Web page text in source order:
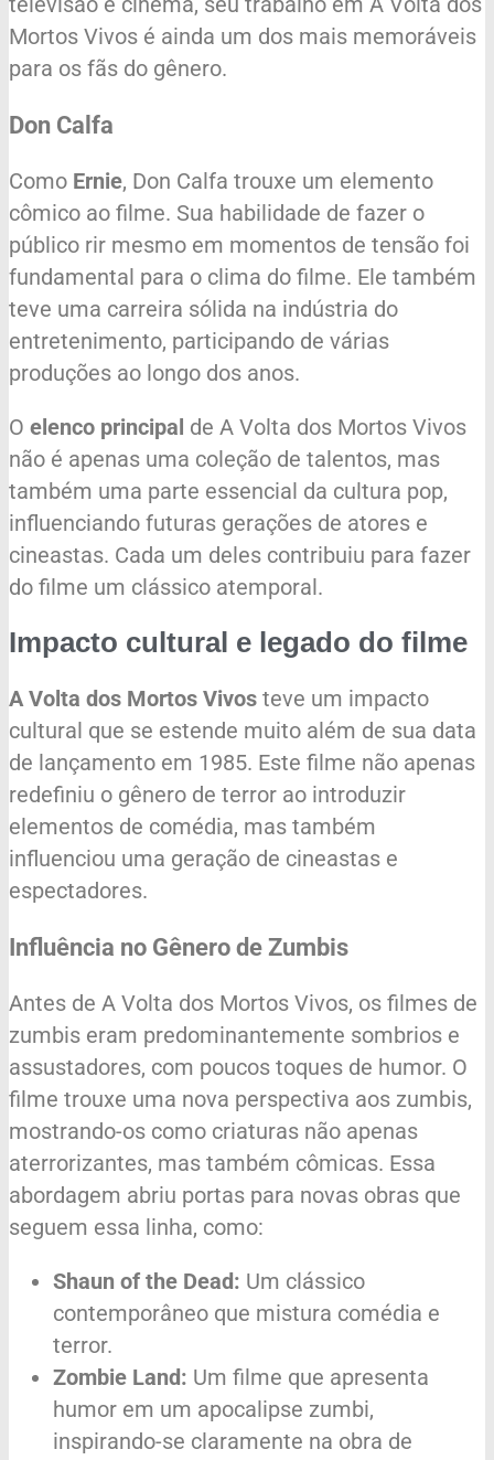
Mortos Vivos é ainda um dos mais memoráveis
para os fãs do gênero.
Don Calfa
Como Ernie, Don Calfa trouxe um elemento
cômico ao filme. Sua habilidade de fazer o
público rir mesmo em momentos de tensão foi
fundamental para o clima do filme. Ele também
teve uma carreira sólida na indústria do
entretenimento, participando de várias
produções ao longo dos anos.
O elenco principal de A Volta dos Mortos Vivos
não é apenas uma coleção de talentos, mas
também uma parte essencial da cultura pop,
influenciando futuras gerações de atores e
cineastas. Cada um deles contribuiu para fazer
do filme um clássico atemporal.
Impacto cultural e legado do filme
A Volta dos Mortos Vivos teve um impacto
cultural que se estende muito além de sua data
de lançamento em 1985. Este filme não apenas
redefiniu o gênero de terror ao introduzir
elementos de comédia, mas também
influenciou uma geração de cineastas e
espectadores.
Influência no Gênero de Zumbis
Antes de A Volta dos Mortos Vivos, os filmes de
zumbis eram predominantemente sombrios e
assustadores, com poucos toques de humor. O
filme trouxe uma nova perspectiva aos zumbis,
mostrando-os como criaturas não apenas
aterrorizantes, mas também cômicas. Essa
abordagem abriu portas para novas obras que
seguem essa linha, como:
Shaun of the Dead: Um clássico
contemporâneo que mistura comédia e
terror.
Zombie Land: Um filme que apresenta
humor em um apocalipse zumbi,
inspirando-se claramente na obra de